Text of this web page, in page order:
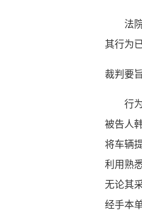
法院生
其行为
裁判要
行为
被告人
将车辆
利用熟
无论其
经手本